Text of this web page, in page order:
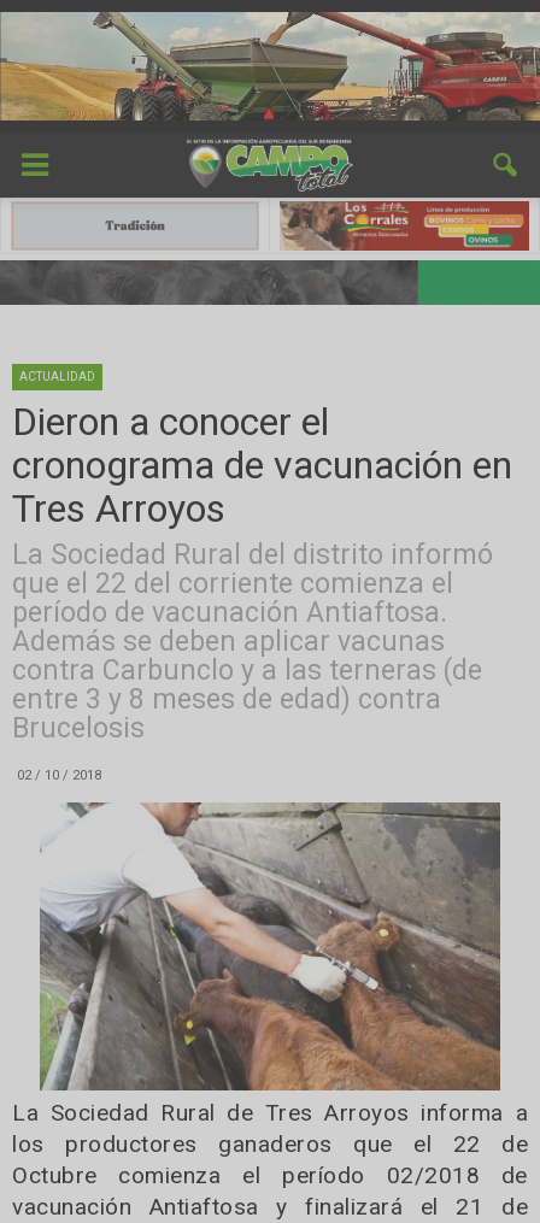
ACTUALIDAD
Dieron a conocer el
cronograma de vacunación en
Tres Arroyos
La Sociedad Rural del distrito informó
que el 22 del corriente comienza el
período de vacunación Antiaftosa.
Además se deben aplicar vacunas
contra Carbunclo y a las terneras (de
entre 3 y 8 meses de edad) contra
Brucelosis
02 / 10 / 2018
La Sociedad Rural de Tres Arroyos informa a
los productores ganaderos que el 22 de
Octubre comienza el período 02/2018 de
vacunación Antiaftosa y finalizará el 21 de